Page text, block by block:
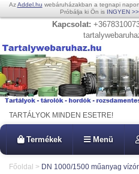
AzAddel.hu webáruházakban a tegnapi napon
Próbálja ki Ön is INGYEN >>
Kapcsolat:
TARTÁLYOK MINDEN ESETRE!
Termékek Menü
Főoldal > DN 1000/1500 műanyag